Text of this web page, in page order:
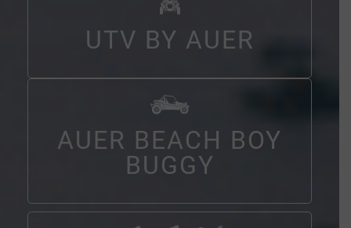
UTV BY AUER
AUER BEACH BOY
BUGGY